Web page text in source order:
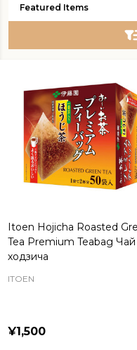
List
Itoen Hojicha Roasted
Tea Premium Teabag Чай
ходзича
ITOEN
¥1,500